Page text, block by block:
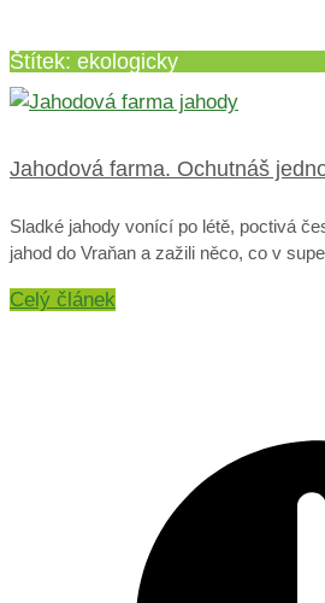
Štítek: ekologicky
Jahodová farma. Ochutnáš
Sladké jahody vonící po létě, poctivá
jahod do Vraňan a zažili něco, co v
Celý článek